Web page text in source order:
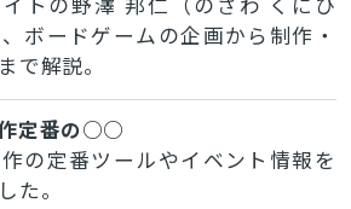
ボードゲームの企画から制作・
で解説。
定番の○○
の定番ツールやイベント情報を
た。